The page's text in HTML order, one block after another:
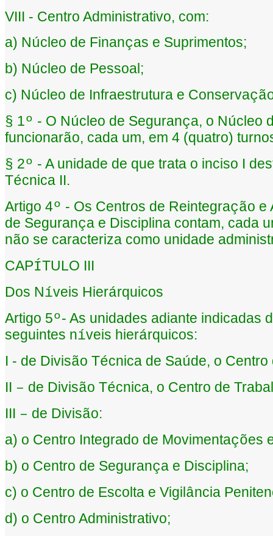
VIII - Centro Administrativo, com:
a) Núcleo de Finanças e Suprimentos;
b) Núcleo de Pessoal;
c) Núcleo de Infraestrutura e Conservaçã
§ 1º - O Núcleo de Segurança, o Núcleo
funcionarão, cada um, em 4 (quatro)
§ 2º - A unidade de que trata o inciso I
Técnica II.
Artigo 4º - Os Centros de Reintegração e
de Segurança e Disciplina contam, cada
não se caracteriza como unidade
CAPÍTULO III
Dos Níveis Hierárquicos
Artigo 5º- As unidades adiante indicadas
seguintes níveis hierárquicos:
I - de Divisão Técnica de Saúde, o Centro
II – de Divisão Técnica, o Centro de
III – de Divisão:
a) o Centro Integrado de Movimentações
b) o Centro de Segurança e Disciplina;
c) o Centro de Escolta e Vigil ância
d) o Centro Administrativo;